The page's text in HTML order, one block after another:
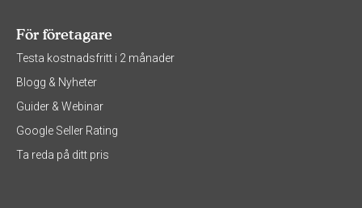
För företagare
Testa kostnadsfritt i 2 månader
Blogg & Nyheter
Guider & Webinar
Google Seller Rating
Ta reda på ditt pris